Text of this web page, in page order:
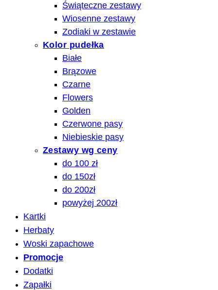
Świąteczne zestawy
Wiosenne zestawy
Zodiaki w zestawie
Kolor pudełka
Białe
Brązowe
Czarne
Flowers
Golden
Czerwone pasy
Niebieskie pasy
Zestawy wg ceny
do 100 zł
do 150zł
do 200zł
powyżej 200zł
Kartki
Herbaty
Woski zapachowe
Promocje
Dodatki
Zapałki